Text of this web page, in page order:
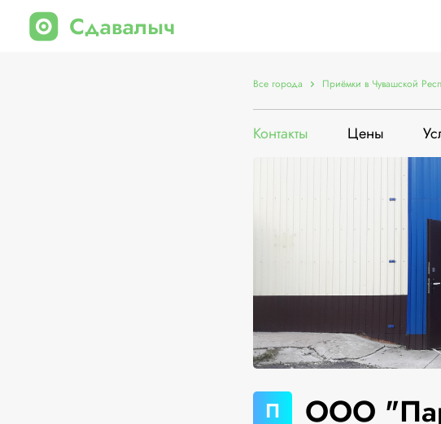
Все города Приёмки в Чувашской
Контакты Цены
П
ООО